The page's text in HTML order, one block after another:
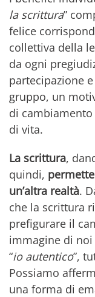
la scrittura”
felice
collettiva della
da ogni
partecipazione
gruppo, un
di
di vita.
La scrittura,
quindi,
un’altra realtà.
che la scrittura
prefigurare il
immagine di
“io autentico”,
Possiamo
una forma di